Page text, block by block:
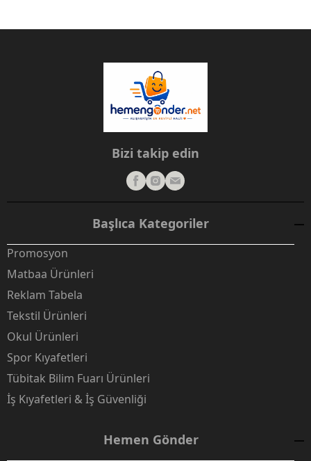
Bizi takip edin
Başlıca Kategoriler
Promosyon
Matbaa Ürünleri
Reklam Tabela
Tekstil Ürünleri
Okul Ürünleri
Spor Kıyafetleri
Tübitak Bilim Fuarı Ürünleri
İş Kıyafetleri & İş Güvenliği
Hemen Gönder